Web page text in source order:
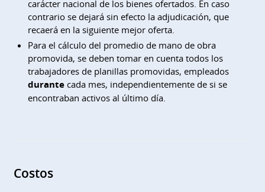
carácter nacional de los bienes ofertados. En caso
contrario se dejará sin efecto la adjudicación, que
recaerá en la siguiente mejor oferta.
Para el cálculo del promedio de mano de obra
promovida, se deben tomar en cuenta todos los
trabajadores de planillas promovidas, empleados
durante cada mes, independientemente de si se
encontraban activos al último día.
Costos